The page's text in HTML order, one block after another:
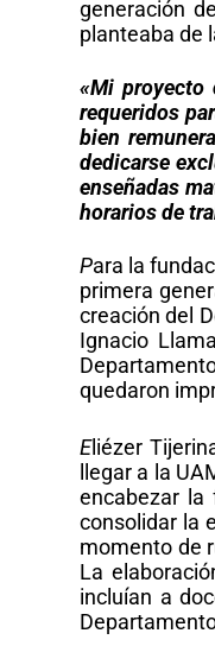
generación
planteaba de
«Mi proyecto
requeridos
bien
dedicarse
enseñadas
horarios de
Para la
primera
creación del
Ignacio
quedaron
Eliézer
llegar a la
encabezar la
consolidar la
momento de
La
incluían a